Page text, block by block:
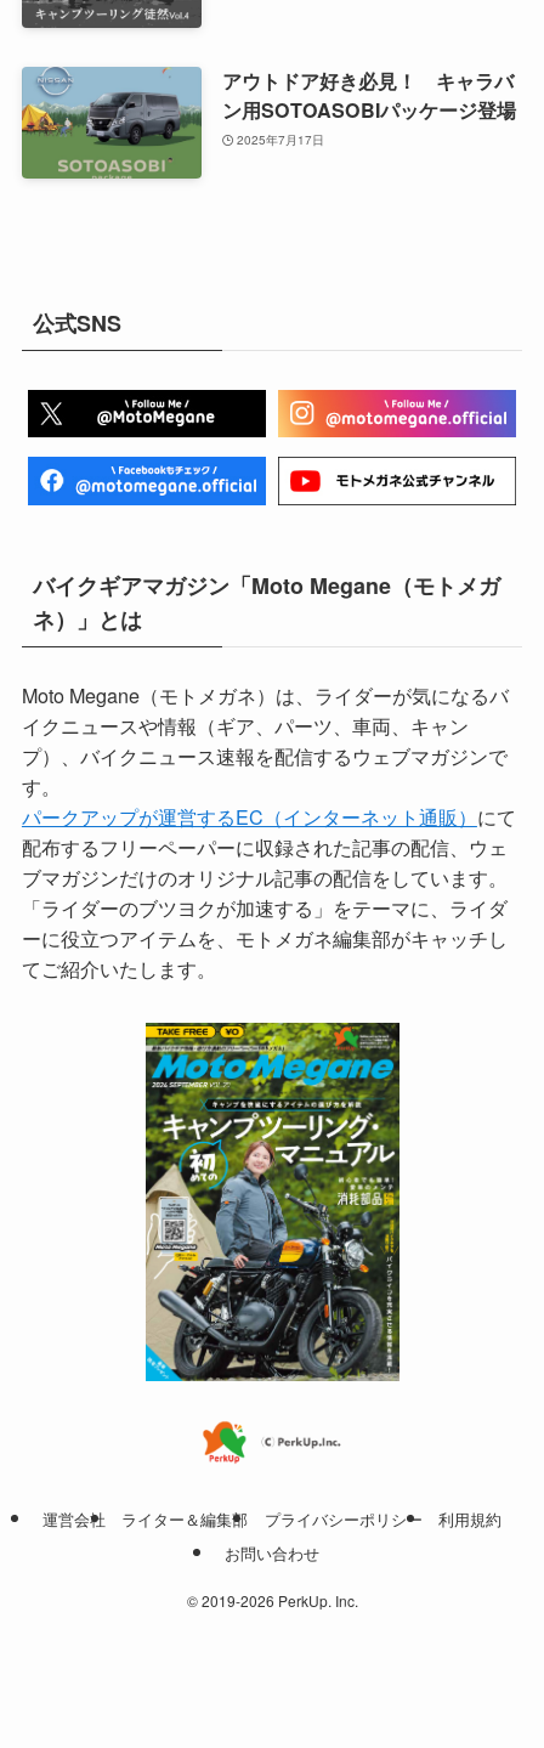
アウトドア好き必見！ キャラバ
ン用SOTOASOBIパッケージ登場
2025年7月17日
公式SNS
バイクギアマガジン「Moto Megane（モトメガ
ネ）」とは
Moto Megane（モトメガネ）は、ライダーが気になるバ
イクニュースや情報（ギア、パーツ、車両、キャン
プ）、バイクニュース速報を配信するウェブマガジンで
す。
パークアップが運営するEC（インターネット通販） にて
配布するフリーペーパーに収録された記事の配信、ウェ
ブマガジンだけのオリジナル記事の配信をしています。
「ライダーのブツヨクが加速する」をテーマに、ライダ
ーに役立つアイテムを、モトメガネ編集部がキャッチし
てご紹介いたします。
運営会社 ライター＆編集部 プライバシーポリシー
利用規約
お問い合わせ
©2019-2026 PerkUp. Inc.